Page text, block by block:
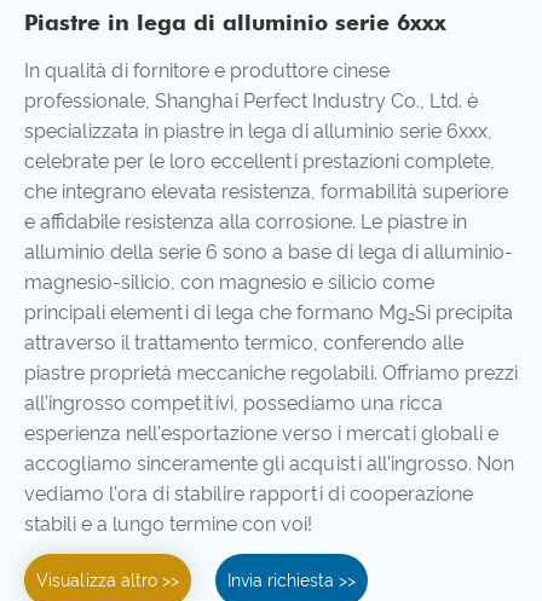
Piastre in lega di alluminio serie 6xxx
In qualità di fornitore e produttore cinese
professionale, Shanghai Perfect Industry Co., Ltd. è
specializzata in piastre in lega di alluminio serie 6xxx,
celebrate per le loro eccellenti prestazioni complete,
che integrano elevata resistenza, formabilità superiore
e affidabile resistenza alla corrosione. Le piastre in
alluminio della serie 6 sono a base di lega di alluminio-
magnesio-silicio, con magnesio e silicio come
principali elementi di lega che formano Mg₂Si precipita
attraverso il trattamento termico, conferendo alle
piastre proprietà meccaniche regolabili. Offriamo prezzi
all'ingrosso competitivi, possediamo una ricca
esperienza nell'esportazione verso i mercati globali e
accogliamo sinceramente gli acquisti all'ingrosso. Non
vediamo l'ora di stabilire rapporti di cooperazione
stabili e a lungo termine con voi!
Visualizza altro >> Invia richiesta >>